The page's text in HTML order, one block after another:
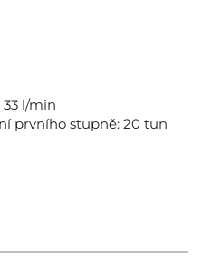
l/min
prvního stupně: 20 tun